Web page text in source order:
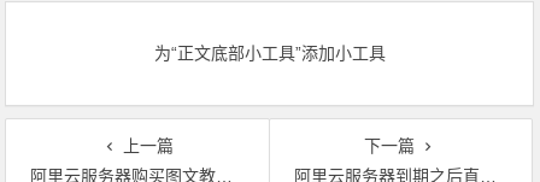
为“正文底部小工具”添加小工具
上一篇
阿里云服务器购买图文教程（流程及注意事项）
下一篇
阿里云服务器到期之后直接续费好还是注册新账号购买好？